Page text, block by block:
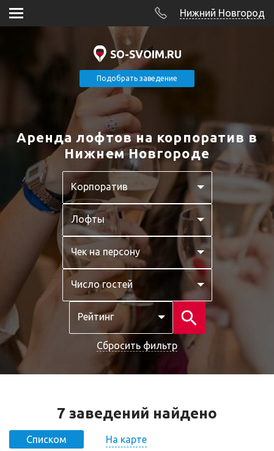
Нижний Новгород
SO-SVOIM.RU
Подобрать заведение
Аренда лофтов на корпоратив в
Нижнем Новгороде
Корпоратив
Лофты
Чек на персону
Число гостей
Рейтинг
Сбросить фильтр
7 заведений найдено
Списком На карте